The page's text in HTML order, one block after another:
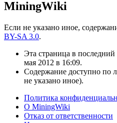
MiningWiki
Если не указано иное,
BY-SA 3.0.
Эта страница в последний
мая 2012 в 16:09.
Содержание доступно по
не указано иное).
Политика
О MiningWiki
Отказ от ответственности